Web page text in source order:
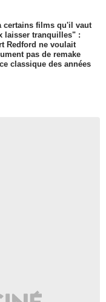
certains films qu'il vaut
laisser tranquilles" :
Redford ne voulait
pas de remake
classique des années